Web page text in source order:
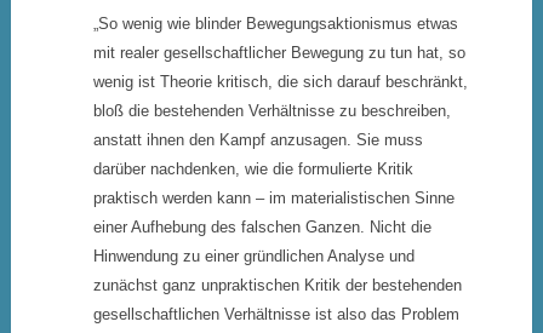
„So wenig wie blinder Bewegungsaktionismus etwas
mit realer gesellschaftlicher Bewegung zu tun hat, so
wenig ist Theorie kritisch, die sich darauf beschränkt,
bloß die bestehenden Verhältnisse zu beschreiben,
anstatt ihnen den Kampf anzusagen. Sie muss
darüber nachdenken, wie die formulierte Kritik
praktisch werden kann – im materialistischen Sinne
einer Aufhebung des falschen Ganzen. Nicht die
Hinwendung zu einer gründlichen Analyse und
zunächst ganz unpraktischen Kritik der bestehenden
gesellschaftlichen Verhältnisse ist also das Problem